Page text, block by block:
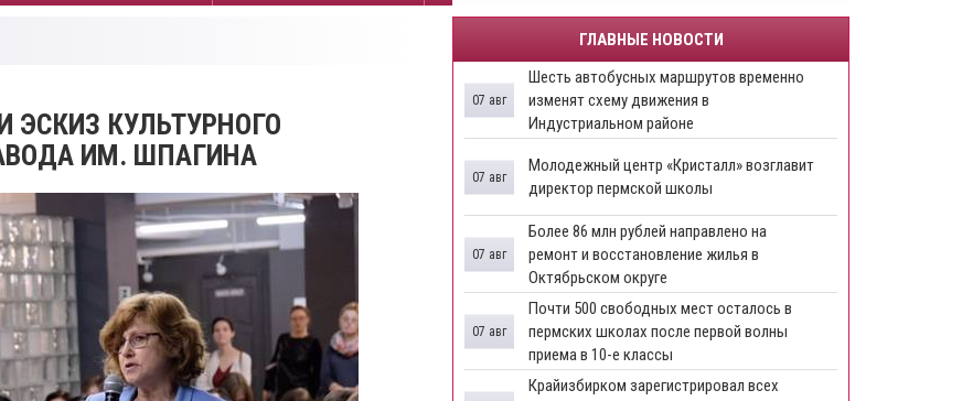
ЭСКИЗ КУЛЬТУРНОГО
ИМ. ШПАГИНА
ГЛАВНЫЕ НОВОСТИ
Шесть автобусных маршрутов временно
изменят схему движения в
Индустриальном районе
07 авг
Молодежный центр «Кристалл» возглавит
директор пермской школы
07 авг
Более 86 млн рублей направлено на
ремонт и восстановление жилья в
Октябрьском округе
07 авг
Почти 500 свободных мест осталось в
пермских школах после первой волны
приема в 10-е классы
07 авг
Крайизбирком зарегистрировал всех